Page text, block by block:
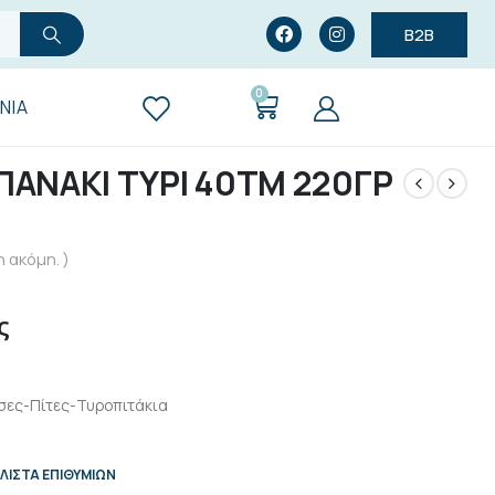
B2B
0
ΤΥΡΙ 40ΤΜ 220ΓΡ
ακόμη. )
Πίτες-Τυροπιτάκια
ΕΠΙΘΥΜΙΏΝ